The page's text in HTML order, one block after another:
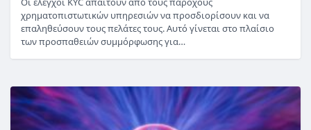
χρηματοπιστωτικών υπηρεσιών να προσδιορίσουν και να
επαληθεύσουν τους πελάτες τους. Αυτό γίνεται στο πλαίσιο
των προσπαθειών συμμόρφωσης για…